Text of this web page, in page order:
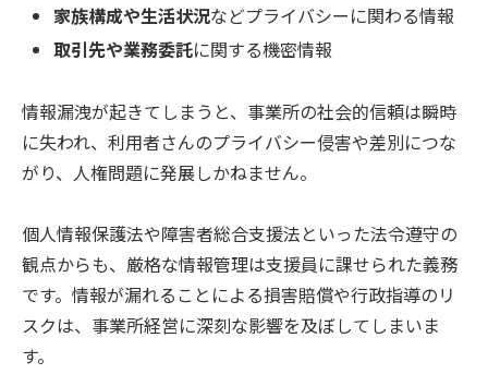
家族構成や生活状況などプライバシーに関わる情報
取引先や業務委託に関する機密情報
情報漏洩が起きてしまうと、事業所の社会的信頼は瞬時
に失われ、利用者さんのプライバシー侵害や差別につな
がり、人権問題に発展しかねません。
個人情報保護法や障害者総合支援法といった法令遵守の
観点からも、厳格な情報管理は支援員に課せられた義務
です。情報が漏れることによる損害賠償や行政指導のリ
スクは、事業所経営に深刻な影響を及ぼしてしまいま
す。